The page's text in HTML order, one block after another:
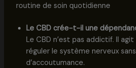
routine de soin quotidienne
Le CBD crée-t-il une
Le CBD n’est pas addictif. Il
réguler le système nerveux
d’accoutumance.